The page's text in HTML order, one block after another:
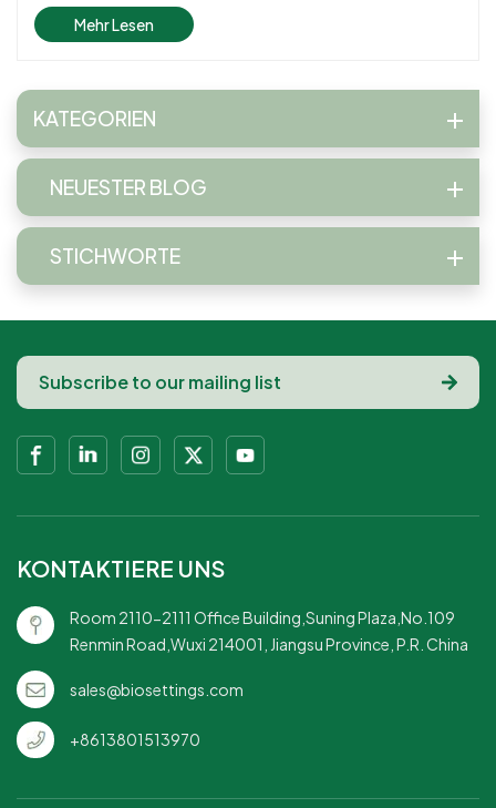
Mehr Lesen
KATEGORIEN
NEUESTER BLOG
STICHWORTE
KONTAKTIERE UNS
Room 2110-2111 Office Building,Suning Plaza,No.109
Renmin Road,Wuxi 214001, Jiangsu Province, P.R. China
sales@biosettings.com
+8613801513970